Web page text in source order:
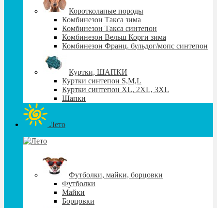
Коротколапые породы
Комбинезон Такса зима
Комбинезон Такса синтепон
Комбинезон Вельш Корги зима
Комбинезон Франц. бульдог/мопс синтепон
Куртки, ШАПКИ
Куртки синтепон S,М,L
Куртки синтепон XL, 2XL, 3XL
Шапки
Лето
Футболки, майки, борцовки
Футболки
Майки
Борцовки